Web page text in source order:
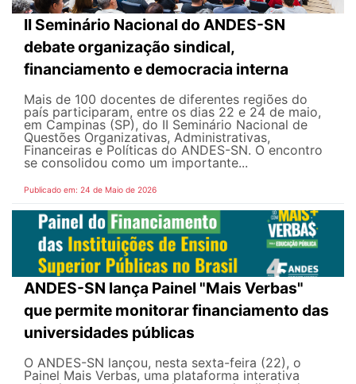
II Seminário Nacional do ANDES-SN
debate organização sindical,
financiamento e democracia interna
Mais de 100 docentes de diferentes regiões do
país participaram, entre os dias 22 e 24 de maio,
em Campinas (SP), do II Seminário Nacional de
Questões Organizativas, Administrativas,
Financeiras e Políticas do ANDES-SN. O encontro
se consolidou como um importante...
Publicado em: 24 de Maio de 2026
ANDES-SN lança Painel "Mais Verbas"
que permite monitorar financiamento das
universidades públicas
O ANDES-SN lançou, nesta sexta-feira (22), o
Painel Mais Verbas, uma plataforma interativa